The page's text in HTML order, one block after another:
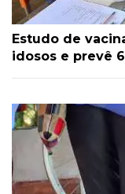
Estudo de
idosos e prevê